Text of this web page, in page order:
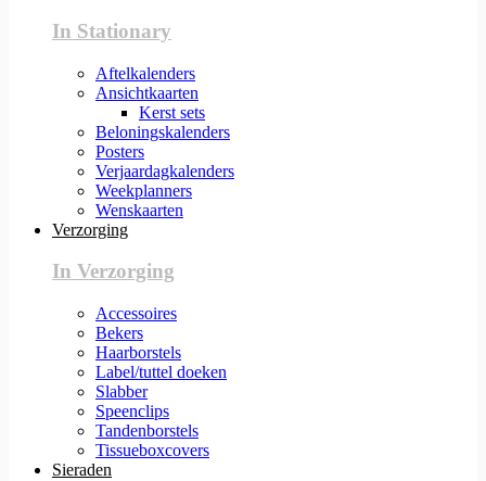
In Stationary
Aftelkalenders
Ansichtkaarten
Kerst sets
Beloningskalenders
Posters
Verjaardagkalenders
Weekplanners
Wenskaarten
Verzorging
In Verzorging
Accessoires
Bekers
Haarborstels
Label/tuttel doeken
Slabber
Speenclips
Tandenborstels
Tissueboxcovers
Sieraden